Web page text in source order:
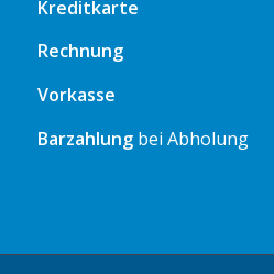
Kreditkarte
Rechnung
Vorkasse
Barzahlungbei Abholung